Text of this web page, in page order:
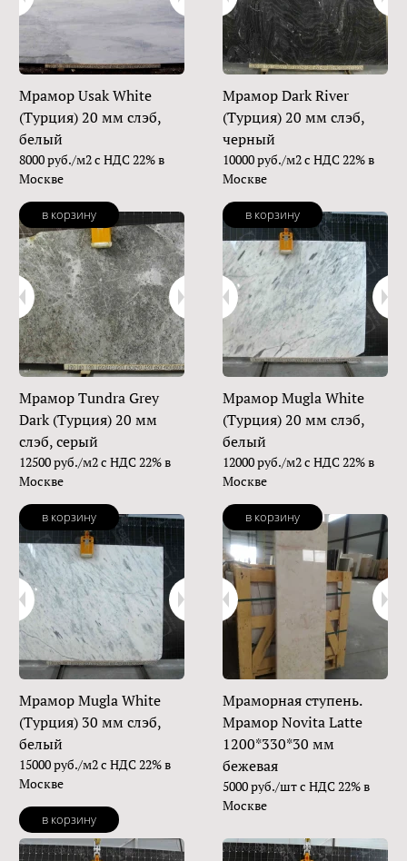
Мрамор Usak White
(Турция) 20 мм слэб,
белый
8000 руб./м2 с НДС 22% в
Москве
в корзину
Мрамор Dark River
(Турция) 20 мм слэб,
черный
10000 руб./м2 с НДС 22% в
Москве
в корзину
Мрамор Tundra Grey
Dark (Турция) 20 мм
слэб, серый
12500 руб./м2 с НДС 22% в
Москве
в корзину
Мрамор Mugla White
(Турция) 20 мм слэб,
белый
12000 руб./м2 с НДС 22% в
Москве
в корзину
Мрамор Mugla White
(Турция) 30 мм слэб,
белый
15000 руб./м2 с НДС 22% в
Москве
в корзину
Мраморная ступень.
Мрамор Novita Latte
1200*330*30 мм
бежевая
5000 руб./шт с НДС 22% в
Москве